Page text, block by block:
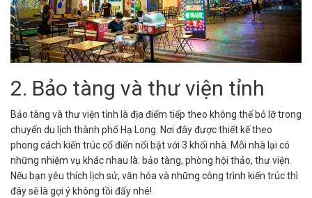
2. Bảo tàng và thư viện tỉnh
Bảo tàng và thư viện tỉnh là địa điểm tiếp theo không thể bỏ lỡ trong
chuyến du lịch thành phố Hạ Long. Nơi đây được thiết kế theo
phong cách kiến trúc cổ điển nổi bật với 3 khối nhà. Mỗi nhà lại có
những nhiệm vụ khác nhau là: bảo tàng, phòng hội thảo, thư viện.
Nếu bạn yêu thích lịch sử, văn hóa và những công trình kiến trúc thì
đây sẽ là gợi ý không tồi đấy nhé!